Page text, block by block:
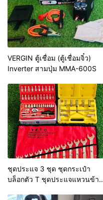
VERGIN ตู้เชื่อม (ตู้เชื่อมจิ๋ว)
Inverter สามปุ่ม MMA-600S
ชุดประแจ 3 ชุด ชุดกระเป๋า
บล็อกตัว T ชุดประแจแหวนข้าง